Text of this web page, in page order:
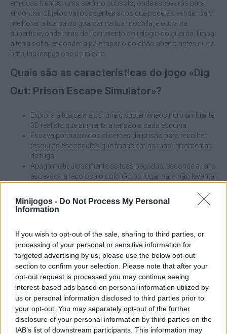
Minijogos - Do Not Process My Personal
Information
If you wish to opt-out of the sale, sharing to third parties, or
processing of your personal or sensitive information for
targeted advertising by us, please use the below opt-out
section to confirm your selection. Please note that after your
opt-out request is processed you may continue seeing
interest-based ads based on personal information utilized by
us or personal information disclosed to third parties prior to
your opt-out. You may separately opt-out of the further
disclosure of your personal information by third parties on the
IAB’s list of downstream participants. This information may
em duas frentes: uma será no subsolo, onde escavarás para
encontrar objetos valiosos enterrados que poderás vender para
melhorar a tua pá ou guardar na tua mochila, e outra na
superfície; onde terás de ficar atento ao relógio do guarda, limpar
a terra solta, esconder a pá e tapar o colchão aberto antes que a
patrulha inspecione a tua cela.
Quais são as características do jogo «Dig
Out: Prison Escape Simulator»?
Explora a tua cela e os túneis subterrâneos num ambiente
3D realista que aumenta a tensão a cada esquina.
Escava por baixo dos alicerces da prisão para recolher
tesouros escondidos que financiem as tuas ferramentas
de fuga.
Apaga meticulosamente as tuas pegadas, esconde a terra
escavada e recoloca o colchão no lugar para não levantar
Compra pás melhores para cavar pedra dura, mochilas de
grande capacidade, botas rápidas e potenciadores de
completa missões secundárias e supera desafios para
ganhar dinheiro extra.
O erro mais comum dos reclusos novatos é ficar a cavar o túnel
até ao último segundo antes de o guarda abrir a porta. A
ganância e a impaciência vão levar-te diretamente à cela de
castigo! Olha constantemente para o relógio; quando faltar
pouco para a ronda do guarda, sai do túnel, sacode a terra do
chão, esconde a tua ferramenta no esconderijo secreto e fecha
o colchão. Deixar a cela impecável será a tua melhor garantia de